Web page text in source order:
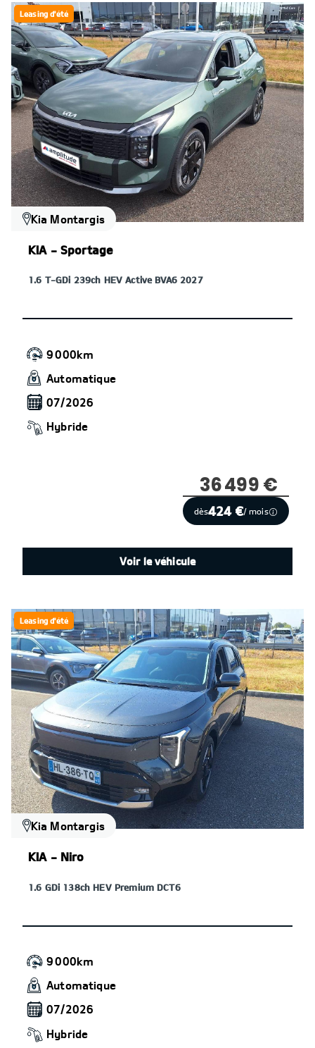
Leasing d'été
Kia Montargis
KIA - Sportage
1.6 T-GDi 239ch HEV Active BVA6 2027
9 000km
Automatique
07/2026
Hybride
36 499 €
dès424 €/ mois
Voir le véhicule
Leasing d'été
Kia Montargis
KIA - Niro
1.6 GDi 138ch HEV Premium DCT6
9 000km
Automatique
07/2026
Hybride